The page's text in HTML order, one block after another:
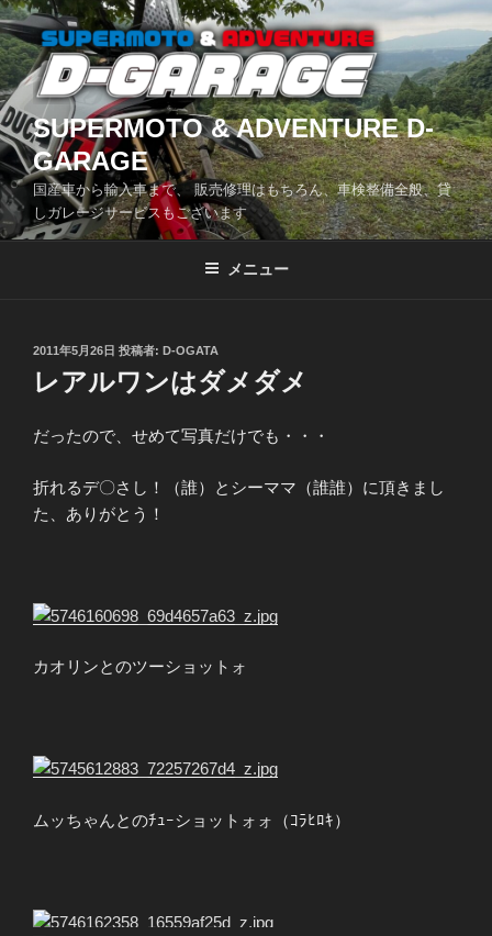
コ
ン
テ
ン
ツ
へ
ス
キ
ッ
SUPERMOTO & ADVENTURE D-
GARAGE
国産車から輸入車まで、 販売修理はもちろん、車検整備全般、貸
しガレージサービスもございます
メニュー
投
稿
日:
2011年5月26日 投稿者: D-OGATA
レアルワンはダメダメ
だったので、せめて写真だけでも・・・
折れるデ〇さし！（誰）とシーママ（誰誰）に頂きまし
た、ありがとう！
カオリンとのツーショットォ
ムッちゃんとのﾁｭｰショットォォ（ｺﾗﾋﾛｷ）